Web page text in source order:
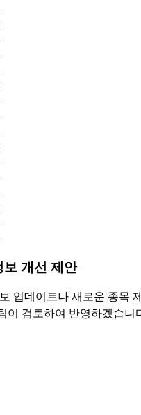
보 개선 제안
업데이트나 새로운 종목
이 검토하여 반영하겠습니